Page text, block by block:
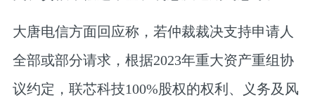
大唐电信方面回应称，若仲裁裁决支持申请人
全部或部分请求，根据2023年重大资产重组协
议约定，联芯科技100%股权的权利、义务及风